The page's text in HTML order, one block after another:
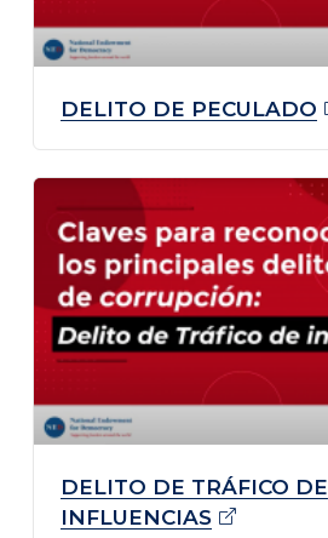
DELITO DE PECULADO
DELITO DE TRÁFICO DE
INFLUENCIAS